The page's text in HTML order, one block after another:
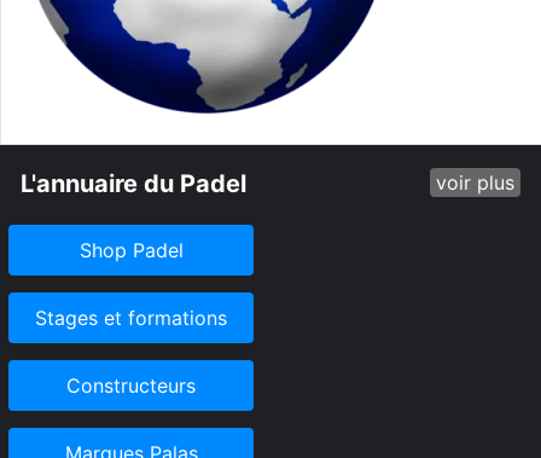
L'annuaire du Padel voir plus
Shop Padel
Stages et formations
Constructeurs
Marques Palas